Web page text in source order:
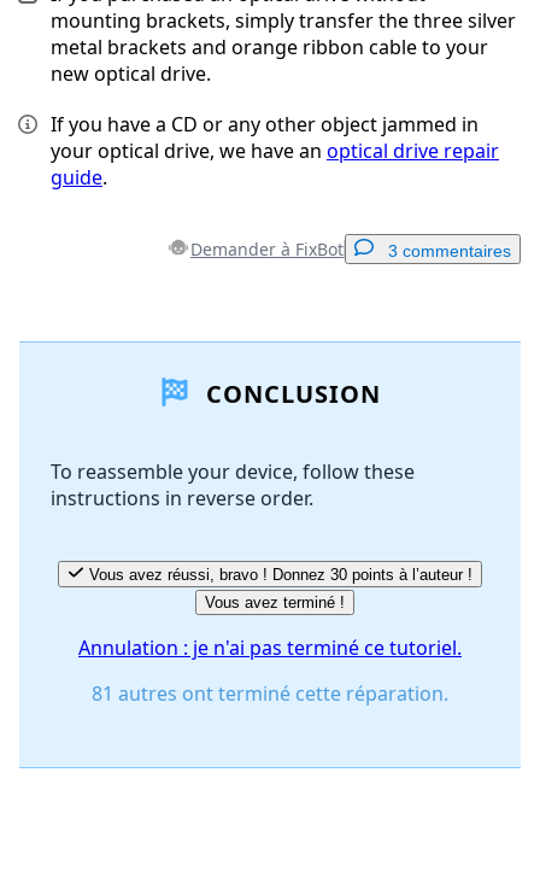
mounting brackets, simply transfer the three silver
metal brackets and orange ribbon cable to your
new optical drive.
If you have a CD or any other object jammed in
your optical drive, we have an optical drive repair
guide.
Demander à FixBot 3 commentaires
Ajouter un commentaire
Annuler Publier un commentaire
CONCLUSION
To reassemble your device, follow these
instructions in reverse order.
Vous avez réussi, bravo ! Donnez 30 points à l’auteur !
Vous avez terminé !
Annulation : je n'ai pas terminé ce tutoriel.
81 autres ont terminé cette réparation.